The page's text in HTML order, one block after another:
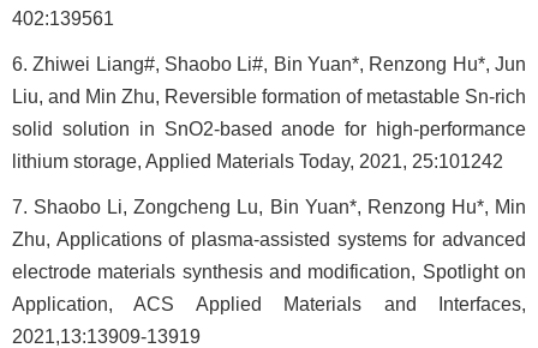
402:139561
6. Zhiwei Liang#, Shaobo Li#, Bin Yuan*, Renzong Hu*, Jun
Liu, and Min Zhu, Reversible formation of metastable Sn-rich
solid solution in SnO2-based anode for high-performance
lithium storage, Applied Materials Today, 2021, 25:101242
7. Shaobo Li, Zongcheng Lu, Bin Yuan*, Renzong Hu*, Min
Zhu, Applications of plasma-assisted systems for advanced
electrode materials synthesis and modification, Spotlight on
Application, ACS Applied Materials and Interfaces,
2021,13:13909-13919